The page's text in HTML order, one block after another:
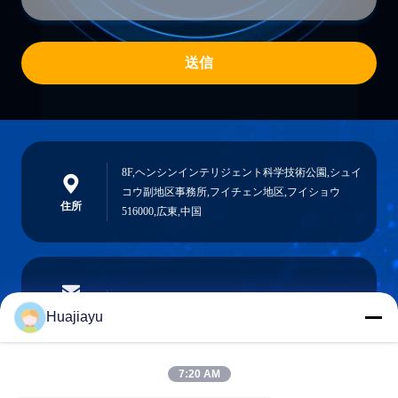
送信
住所
8F,ヘンシンインテリジェント科学技術公園,シュイ
コウ副地区事務所,フイチェン地区,フイショウ
516000,広東,中国
電子メール
Huajiayu
7:20 AM